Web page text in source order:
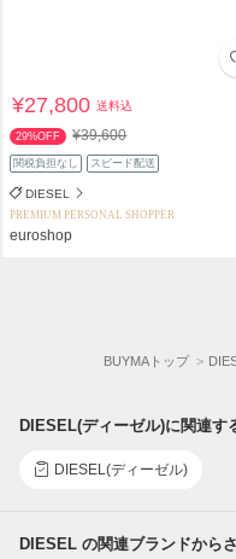
¥27,800送料込
29%OFF ¥39,600
関税負担なし スピード配送
DIESEL
PREMIUM PERSONAL SHOPPER
euroshop
BUYMAトップ
DIESEL(ディーゼル)に関連す
DIESEL(ディーゼル)
DIESEL の関連ブランドから